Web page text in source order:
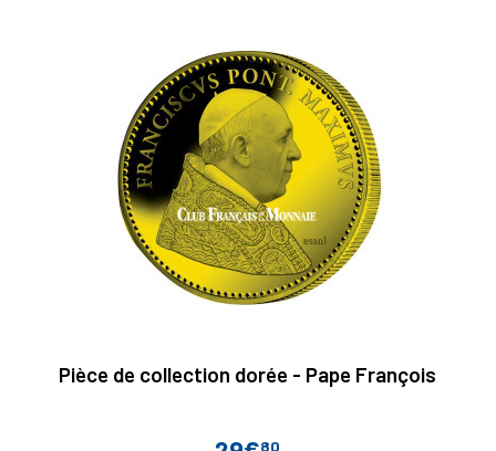
Pièce de collection dorée - Pape François
80